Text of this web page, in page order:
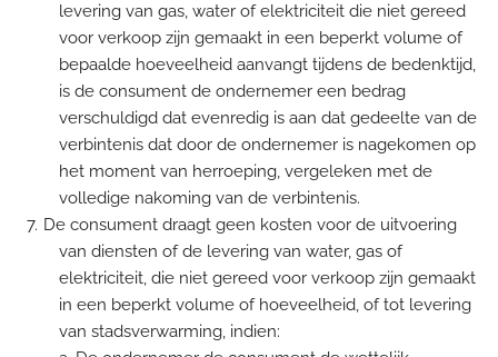
levering van gas, water of elektriciteit die niet gereed
voor verkoop zijn gemaakt in een beperkt volume of
bepaalde hoeveelheid aanvangt tijdens de bedenktijd,
is de consument de ondernemer een bedrag
verschuldigd dat evenredig is aan dat gedeelte van de
verbintenis dat door de ondernemer is nagekomen op
het moment van herroeping, vergeleken met de
volledige nakoming van de verbintenis.
De consument draagt geen kosten voor de uitvoering
van diensten of de levering van water, gas of
elektriciteit, die niet gereed voor verkoop zijn gemaakt
in een beperkt volume of hoeveelheid, of tot levering
van stadsverwarming, indien: